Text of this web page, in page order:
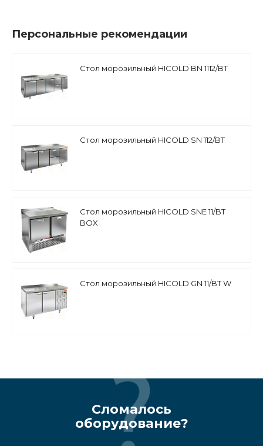
Персональные рекомендации
Стол морозильный HICOLD BN 1112/BT
Стол морозильный HICOLD SN 112/BT
Стол морозильный HICOLD SNE 11/BT
BOX
Стол морозильный HICOLD GN 11/BT W
Сломалось
оборудование?